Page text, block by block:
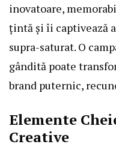
inovatoare,
țintă și îi captivează
supra-saturat. O
gândită poate
brand puternic,
Elemente
Creative